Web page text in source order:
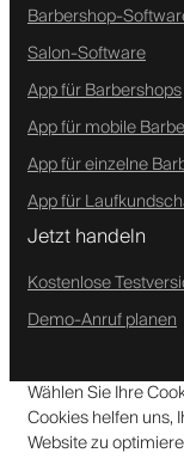
Barbershop-
Salon-Software
App für Barbershops
App für mobile
App für einzelne
App für
Jetzt handeln
Kostenlose
Demo-Anruf planen
Wählen Sie Ihre
Cookies helfen uns,
Website zu